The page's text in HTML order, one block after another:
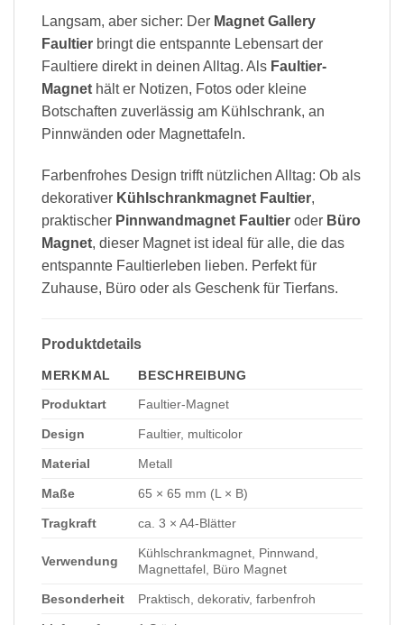
Langsam, aber sicher: Der Magnet Gallery
Faultier bringt die entspannte Lebensart der
Faultiere direkt in deinen Alltag. Als Faultier-
Magnet hält er Notizen, Fotos oder kleine
Botschaften zuverlässig am Kühlschrank, an
Pinnwänden oder Magnettafeln.
Farbenfrohes Design trifft nützlichen Alltag: Ob als
dekorativer Kühlschrankmagnet Faultier,
praktischer Pinnwandmagnet Faultier oder Büro
Magnet, dieser Magnet ist ideal für alle, die das
entspannte Faultierleben lieben. Perfekt für
Zuhause, Büro oder als Geschenk für Tierfans.
Produktdetails
MERKMAL
BESCHREIBUNG
Produktart
Faultier-Magnet
Design Faultier, multicolor
Material Metall
Maße 65 × 65 mm (L × B)
Tragkraft ca. 3 × A4-Blätter
Verwendung
Kühlschrankmagnet, Pinnwand,
Magnettafel, Büro Magnet
Besonderheit Praktisch, dekorativ, farbenfroh